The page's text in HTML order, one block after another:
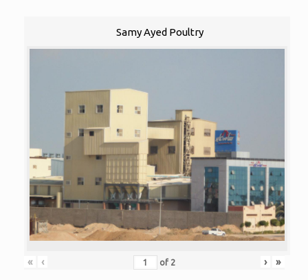
Samy Ayed Poultry
« ‹ of 2 › »